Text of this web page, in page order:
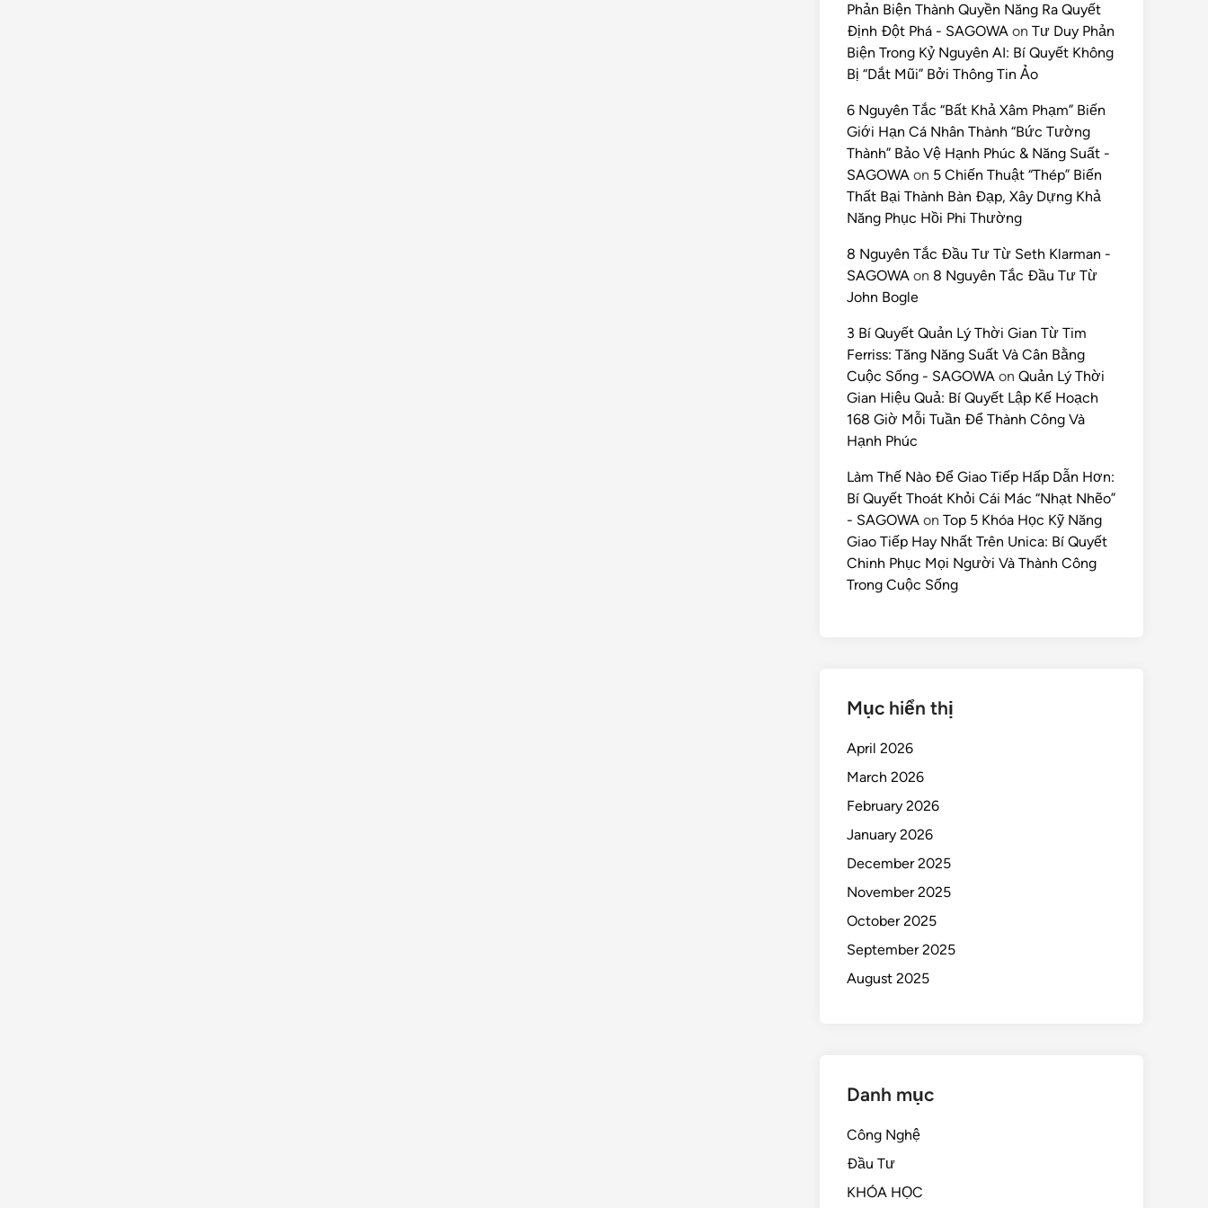
Phản Biện Thành Quyền Năng Ra Quyết
Định Đột Phá - SAGOWA on Tư Duy Phản
Biện Trong Kỷ Nguyên AI: Bí Quyết Không
Bị “Dắt Mũi” Bởi Thông Tin Ảo
6 Nguyên Tắc “Bất Khả Xâm Phạm” Biến
Giới Hạn Cá Nhân Thành “Bức Tường
Thành” Bảo Vệ Hạnh Phúc & Năng Suất -
SAGOWA on 5 Chiến Thuật “Thép” Biến
Thất Bại Thành Bàn Đạp, Xây Dựng Khả
Năng Phục Hồi Phi Thường
8 Nguyên Tắc Đầu Tư Từ Seth Klarman -
SAGOWA on 8 Nguyên Tắc Đầu Tư Từ
John Bogle
3 Bí Quyết Quản Lý Thời Gian Từ Tim
Ferriss: Tăng Năng Suất Và Cân Bằng
Cuộc Sống - SAGOWA on Quản Lý Thời
Gian Hiệu Quả: Bí Quyết Lập Kế Hoạch
168 Giờ Mỗi Tuần Để Thành Công Và
Hạnh Phúc
Làm Thế Nào Để Giao Tiếp Hấp Dẫn Hơn:
Bí Quyết Thoát Khỏi Cái Mác “Nhạt Nhẽo”
- SAGOWA on Top 5 Khóa Học Kỹ Năng
Giao Tiếp Hay Nhất Trên Unica: Bí Quyết
Chinh Phục Mọi Người Và Thành Công
Trong Cuộc Sống
Mục hiển thị
April 2026
March 2026
February 2026
January 2026
December 2025
November 2025
October 2025
September 2025
August 2025
Danh mục
Công Nghệ
Đầu Tư
KHÓA HỌC